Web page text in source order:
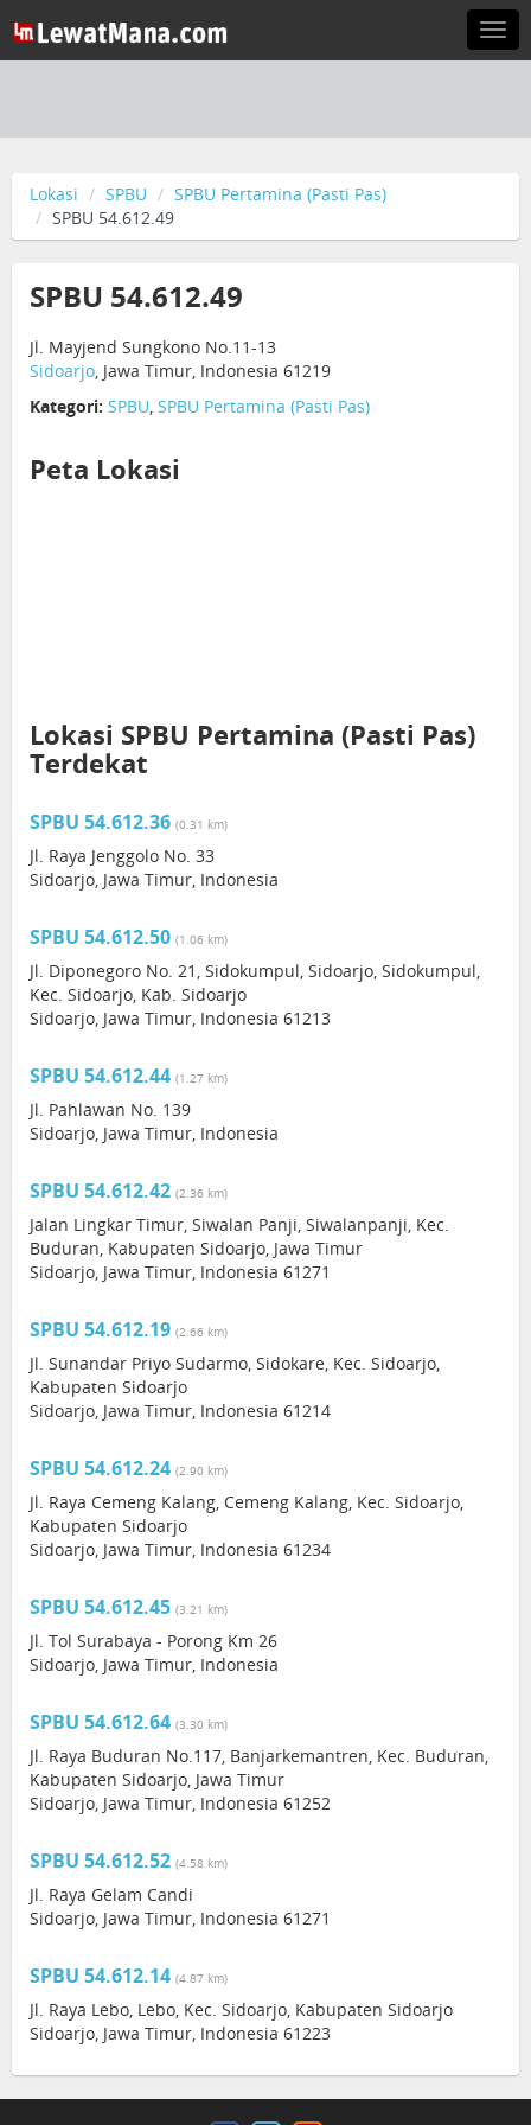
Lokasi SPBU
SPBU Pertamina (Pasti Pas)
SPBU 54.612.49
SPBU 54.612.49
Jl. Mayjend Sungkono No.11-13
Sidoarjo, Jawa Timur, Indonesia 61219
Kategori: SPBU, SPBU Pertamina (Pasti Pas)
Peta Lokasi
Lokasi SPBU Pertamina (Pasti Pas)
Terdekat
SPBU 54.612.36 (0.31 km)
Jl. Raya Jenggolo No. 33
Sidoarjo, Jawa Timur, Indonesia
SPBU 54.612.50 (1.06 km)
Jl. Diponegoro No. 21, Sidokumpul, Sidoarjo, Sidokumpul,
Kec. Sidoarjo, Kab. Sidoarjo
Sidoarjo, Jawa Timur, Indonesia 61213
SPBU 54.612.44 (1.27 km)
Jl. Pahlawan No. 139
Sidoarjo, Jawa Timur, Indonesia
SPBU 54.612.42 (2.36 km)
Jalan Lingkar Timur, Siwalan Panji, Siwalanpanji, Kec.
Buduran, Kabupaten Sidoarjo, Jawa Timur
Sidoarjo, Jawa Timur, Indonesia 61271
SPBU 54.612.19 (2.66 km)
Jl. Sunandar Priyo Sudarmo, Sidokare, Kec. Sidoarjo,
Kabupaten Sidoarjo
Sidoarjo, Jawa Timur, Indonesia 61214
SPBU 54.612.24 (2.90 km)
Jl. Raya Cemeng Kalang, Cemeng Kalang, Kec. Sidoarjo,
Kabupaten Sidoarjo
Sidoarjo, Jawa Timur, Indonesia 61234
SPBU 54.612.45 (3.21 km)
Jl. Tol Surabaya - Porong Km 26
Sidoarjo, Jawa Timur, Indonesia
SPBU 54.612.64 (3.30 km)
Jl. Raya Buduran No.117, Banjarkemantren, Kec. Buduran,
Kabupaten Sidoarjo, Jawa Timur
Sidoarjo, Jawa Timur, Indonesia 61252
SPBU 54.612.52 (4.58 km)
Jl. Raya Gelam Candi
Sidoarjo, Jawa Timur, Indonesia 61271
SPBU 54.612.14 (4.87 km)
Jl. Raya Lebo, Lebo, Kec. Sidoarjo, Kabupaten Sidoarjo
Sidoarjo, Jawa Timur, Indonesia 61223